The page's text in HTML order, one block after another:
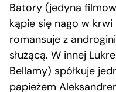
Batory (jedyna
kąpie się nago w
romansuje z
służącą. W innej
Bellamy) spółkuje
papieżem